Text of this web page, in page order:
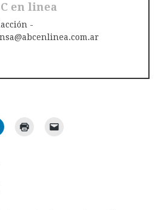
en linea
-